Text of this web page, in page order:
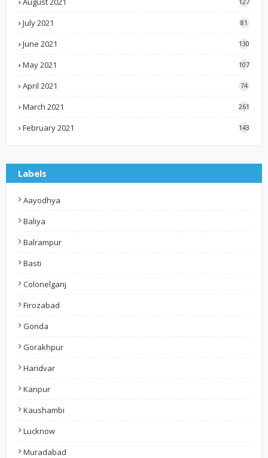
July 2021 81
June 2021 130
May 2021 107
April 2021 74
March 2021 261
February 2021 143
Labels
Aayodhya
Baliya
Balrampur
Basti
Colonelganj
Firozabad
Gonda
Gorakhpur
Haridvar
Kanpur
Kaushambi
Lucknow
Muradabad